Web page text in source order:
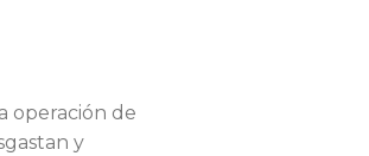
operación de
y